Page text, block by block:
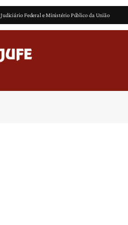
Federal e Ministério Público da União